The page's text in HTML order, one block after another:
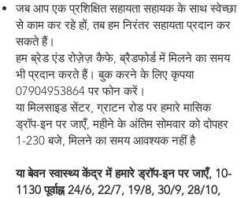
जब आप एक प्रशिक्षित सहायता सहायक के साथ स्वेच्छा
से काम कर रहे हों, तब हम निरंतर सहायता प्रदान कर
सकते हैं।
हम ब्रेड एंड रोज़ेज़ कैफे, ब्रैडफोर्ड में मिलने का समय
भी प्रदान करते हैं। बुक करने के लिए कृपया
07904953864पर फोन करें।
या मिलसाइड सेंटर, ग्राटन रोड पर हमारे मासिक
ड्रॉप-इन पर जाएँ, महीने के अंतिम सोमवार को दोपहर
1-230 बजे, मिलने का समय आवश्यक नहीं है
या बेवन स्वास्थ्य केंद्र में हमारे ड्रॉप-इन पर जाएँ, 10-
1130 पूर्वाह्न 24/6, 22/7, 19/8, 30/9, 28/10,